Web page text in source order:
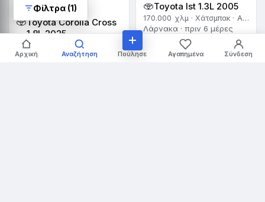
€ 33.500
Toyota Corolla Cross
1.8L 2025
7.000 χλμ · SUV · Αυτόματο
Λεμεσός · πριν 6 μέρες
Toyota Ist 1.3L 2005
170.000 χλμ · Χάτσμπακ · Αυτόματο
Λάρνακα · πριν 6 μέρες
Φίλτρα (1)
Αρχική Αναζήτηση Πούλησε Αγαπημένα Σύνδεση